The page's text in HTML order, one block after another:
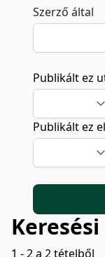
Szerző által
Publikált ez
Publikált ez
1 - 2 a 2 tételből